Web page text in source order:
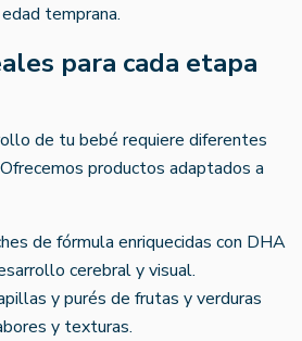
temprana.
para cada etapa
de tu bebé requiere diferentes
productos adaptados a
de fórmula enriquecidas con DHA
cerebral y visual.
y purés de frutas y verduras
y texturas.